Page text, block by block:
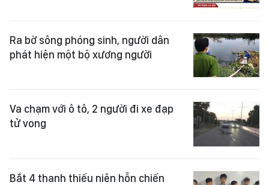
Ra bờ sông phóng sinh, người dân
phát hiện một bộ xương người
Va chạm với ô tô, 2 người đi xe đạp
tử vong
Bắt 4 thanh thiếu niên hỗn chiến